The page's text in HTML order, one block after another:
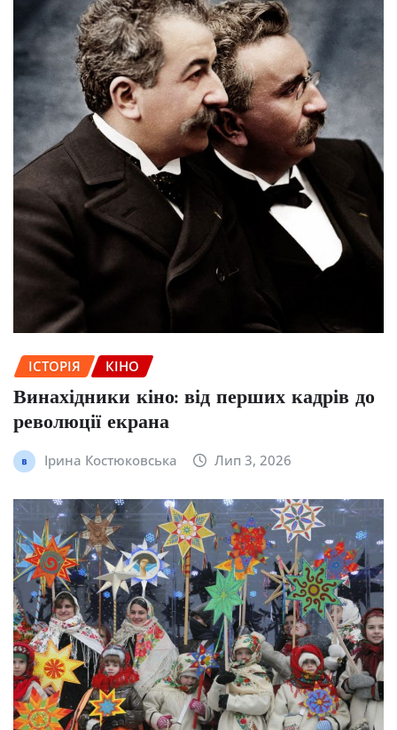
ІСТОРІЯ КІНО
Винахідники кіно: від перших кадрів до
революції екрана
Ірина Костюковська Лип 3, 2026